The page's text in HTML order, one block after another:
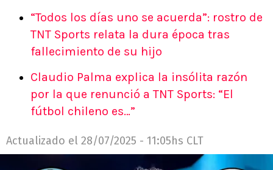
“Todos los días uno se acuerda”: rostro de
TNT Sports relata la dura época tras
fallecimiento de su hijo
Claudio Palma explica la insólita razón
por la que renunció a TNT Sports: “El
fútbol chileno es…”
Actualizado el 28/07/2025 - 11:05hs CLT